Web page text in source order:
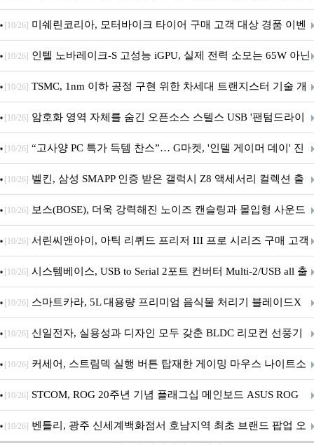
스' 이벤트 실시
[10/26] 미쉐린코리아, 모터바이크 타이어 구매 고객 대상 경품 이벤
트 진행
[10/26] 인텔 노바레이크-S 고성능 iGPU, 실제 전력 소모는 65W 아닌
40W?
[10/26] TSMC, 1nm 이하 공정 구현 위한 차세대 트랜지스터 기술 개
발
[10/26] 암호화 영역 자체를 숨긴 오픈소스 스텔스 USB '팬텀드라이
브' 공개
[10/26] “고사양 PC 특가 득템 찬스”… G마켓, '인텔 게이머 데이' 진
행
[10/26] 벨킨, 삼성 SMAPP 인증 받은 갤럭시 Z8 액세서리 컬렉션 출
시
[10/26] 보스(BOSE), 더욱 강력해진 노이즈 캔슬링과 몰입형 사운드
의 ‘QC 헤드폰 2세대’ 출시
[10/26] 서린씨앤아이, 아틱 리퀴드 프리저 III 프로 시리즈 구매 고객
대상 P12 프로 PST 증정 프로모션 진행
[10/26] 시스템베이스, USB to Serial 2포트 컨버터 Multi-2/USB all 출
시
[10/26] 스마트카라, 5L 대용량 프리미엄 음식물 처리기 블레이드X
그라나이트S 출시
[10/26] 신일전자, 실용성과 디자인 모두 갖춘 BLDC 리모컨 선풍기
출시
[10/26] 커세어, 스트림덱 실행 버튼 탑재한 게이밍 마우스 나이트소
드 v2 와이어리스 SD 출시
[10/26] STCOM, ROG 20주년 기념 플래그십 메인보드 ASUS ROG
Crosshair X870E EDITION 20 국내 출시 예정
[10/26] 벤틀리, 광주 신세계백화점서 호남지역 최초 브랜드 팝업 오